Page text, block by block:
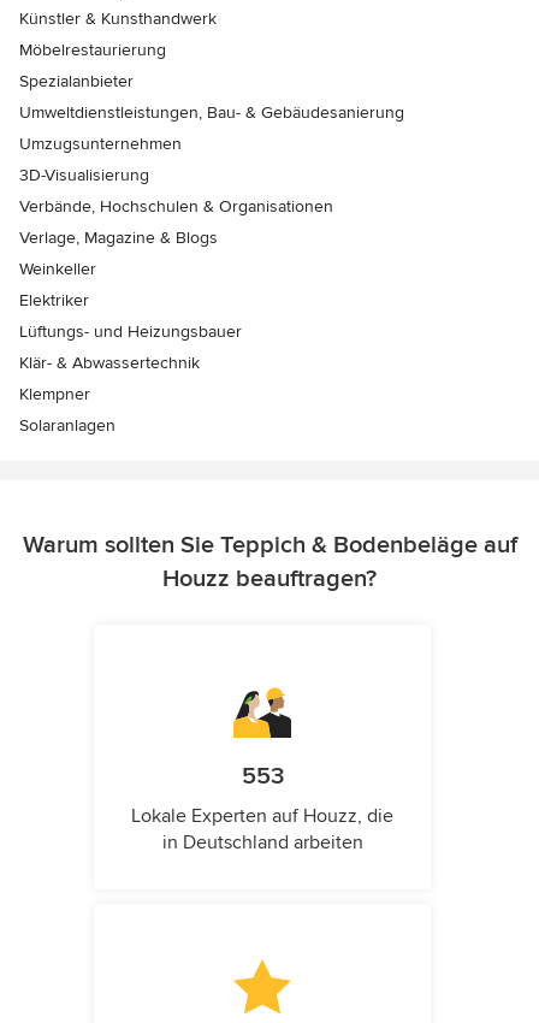
Künstler & Kunsthandwerk
Möbelrestaurierung
Spezialanbieter
Umweltdienstleistungen, Bau- & Gebäudesanierung
Umzugsunternehmen
3D-Visualisierung
Verbände, Hochschulen & Organisationen
Verlage, Magazine & Blogs
Weinkeller
Elektriker
Lüftungs- und Heizungsbauer
Klär- & Abwassertechnik
Klempner
Solaranlagen
Warum sollten Sie Teppich & Bodenbeläge auf
Houzz beauftragen?
553
Lokale Experten auf Houzz, die
in Deutschland arbeiten